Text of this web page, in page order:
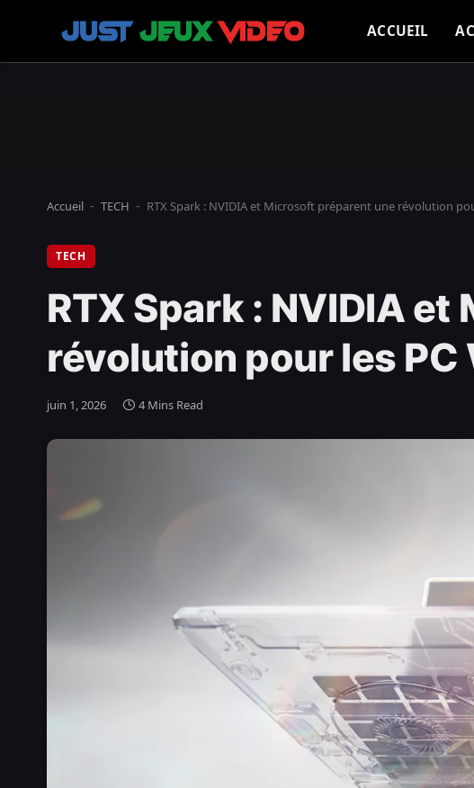
ACCUEIL
Accueil - TECH - RTX Spark : NVIDIA et Microsoft préparent une révolution
TECH
RTX Spark : NVIDIA
révolution pour les
juin 1, 2026 4 Mins Read